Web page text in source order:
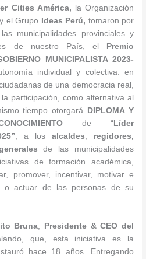
Cities América,
la Organización
y el Grupo Ideas Perú, tomaron por
municipalidades provinciales y
de nuestro País, el
Premio
MUNICIPALISTA 2023-
individual y colectiva: en
de una democracia real,
participación, como alternativa al
tiempo otorgará
DIPLOMA Y
de “ Líder
” , a los alcaldes
regidores,
de las municipalidades
de formación académica,
promover, incentivar, motivar e
actuar de las personas de su
Bruna
Presidente & CEO del
que, esta iniciativa es la
hace 18 años. Entregando